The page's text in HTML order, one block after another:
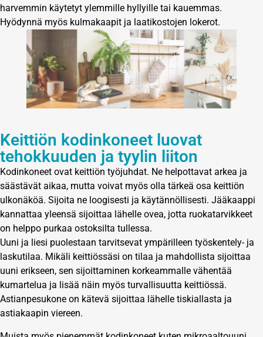
harvemmin käytetyt ylemmille hyllyille tai kauemmas.
Hyödynnä myös kulmakaapit ja laatikostojen lokerot.
Keittiön kodinkoneet luovat
tehokkuuden ja tyylin liiton
Kodinkoneet ovat keittiön työjuhdat. Ne helpottavat arkea ja
säästävät aikaa, mutta voivat myös olla tärkeä osa keittiön
ulkonäköä. Sijoita ne loogisesti ja käytännöllisesti. Jääkaappi
kannattaa yleensä sijoittaa lähelle ovea, jotta ruokatarvikkeet
on helppo purkaa ostoksilta tullessa.
Uuni ja liesi puolestaan tarvitsevat ympärilleen työskentely- ja
laskutilaa. Mikäli keittiössäsi on tilaa ja mahdollista sijoittaa
uuni erikseen, sen sijoittaminen korkeammalle vähentää
kumartelua ja lisää näin myös turvallisuutta keittiössä.
Astianpesukone on kätevä sijoittaa lähelle tiskiallasta ja
astiakaapin viereen.